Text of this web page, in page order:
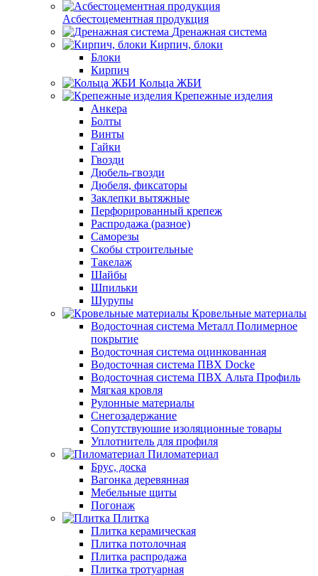
Асбестоцементная продукция
Дренажная система
Кирпич, блоки
Блоки
Кирпич
Кольца ЖБИ
Крепежные изделия
Анкера
Болты
Винты
Гайки
Гвозди
Дюбель-гвозди
Дюбеля, фиксаторы
Заклепки вытяжные
Перфорированный крепеж
Распродажа (разное)
Саморезы
Скобы строительные
Такелаж
Шайбы
Шпильки
Шурупы
Кровельные материалы
Водосточная система Металл Полимерное
покрытие
Водосточная система оцинкованная
Водосточная система ПВХ Docke
Водосточная система ПВХ Альта Профиль
Мягкая кровля
Рулонные материалы
Снегозадержание
Сопутствуюшие изоляционные товары
Уплотнитель для профиля
Пиломатериал
Брус, доска
Вагонка деревянная
Мебельные щиты
Погонаж
Плитка
Плитка керамическая
Плитка потолочная
Плитка распродажа
Плитка тротуарная